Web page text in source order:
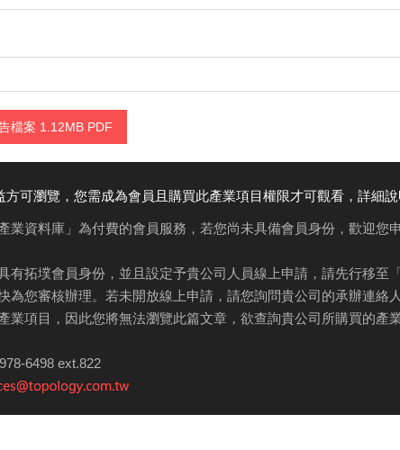
檔案 1.12MB PDF
可瀏覽，您需成為會員且購買此產業項目權限才可觀看，詳細說
業資料庫」為付費的會員服務，若您尚未具備會員身份，歡迎您
有拓墣會員身份，並且設定予貴公司人員線上申請，請先行移至
為您審核辦理。若未開放線上申請，請您詢問貴公司的承辦連絡
業項目，因此您將無法瀏覽此篇文章，欲查詢貴公司所購買的產
6498 ext.822